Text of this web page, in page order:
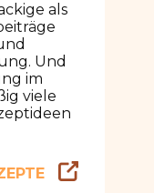
als
Und
im
viele